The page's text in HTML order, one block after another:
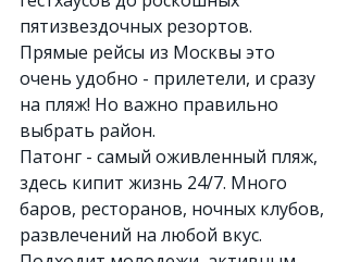
пятизвездочных резортов.
Прямые рейсы из Москвы это
очень удобно - прилетели, и сразу
на пляж! Но важно правильно
выбрать район.
Патонг - самый оживленный пляж,
здесь кипит жизнь 24/7. Много
баров, ресторанов, ночных клубов,
развлечений на любой вкус.